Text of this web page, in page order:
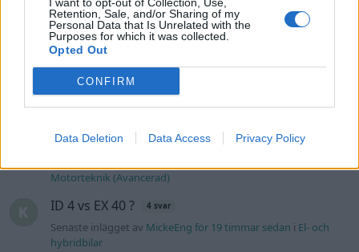
Retention, Sale, and/or Sharing of my
Personal Data that Is Unrelated with the
Purposes for which it was collected.
Opted Out
CONFIRM
Data Deletion Data Access Privacy Policy
Senaste inlägget av Marurb1 onsdag 23:42
Renovering av en Honda Civic Aerodeck
VTi
Senaste inlägget avXebers76 onsdag 20:48iProjekt
Nyaste forumtrådarna
förgasare
Motorteknik (Avancerad)
ID 4 vs EX 40 ? 4 svar
Senaste inlägget av MickeEng för 19 timmar sedan i El- och
hybridbilar